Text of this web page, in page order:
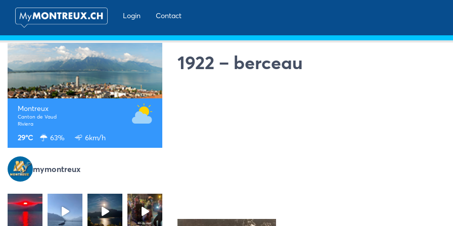
Login
Contact
Montreux
Canton de Vaud
Riviera
29°C 63% 6km/h
mymontreux
1922 – berceau